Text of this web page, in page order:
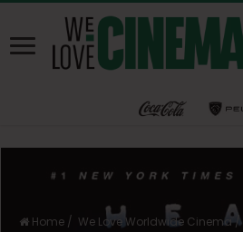
Home / We Love Worldwide Cinema/